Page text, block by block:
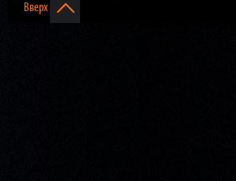
Вверх